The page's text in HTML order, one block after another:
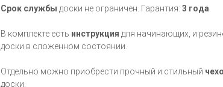
Срок службы доски не ограничен. Гарантия: 3 года.
В комплекте есть инструкция для начинающих, и
доски в сложенном состоянии.
Отдельно можно приобрести прочный и стильный
доски.